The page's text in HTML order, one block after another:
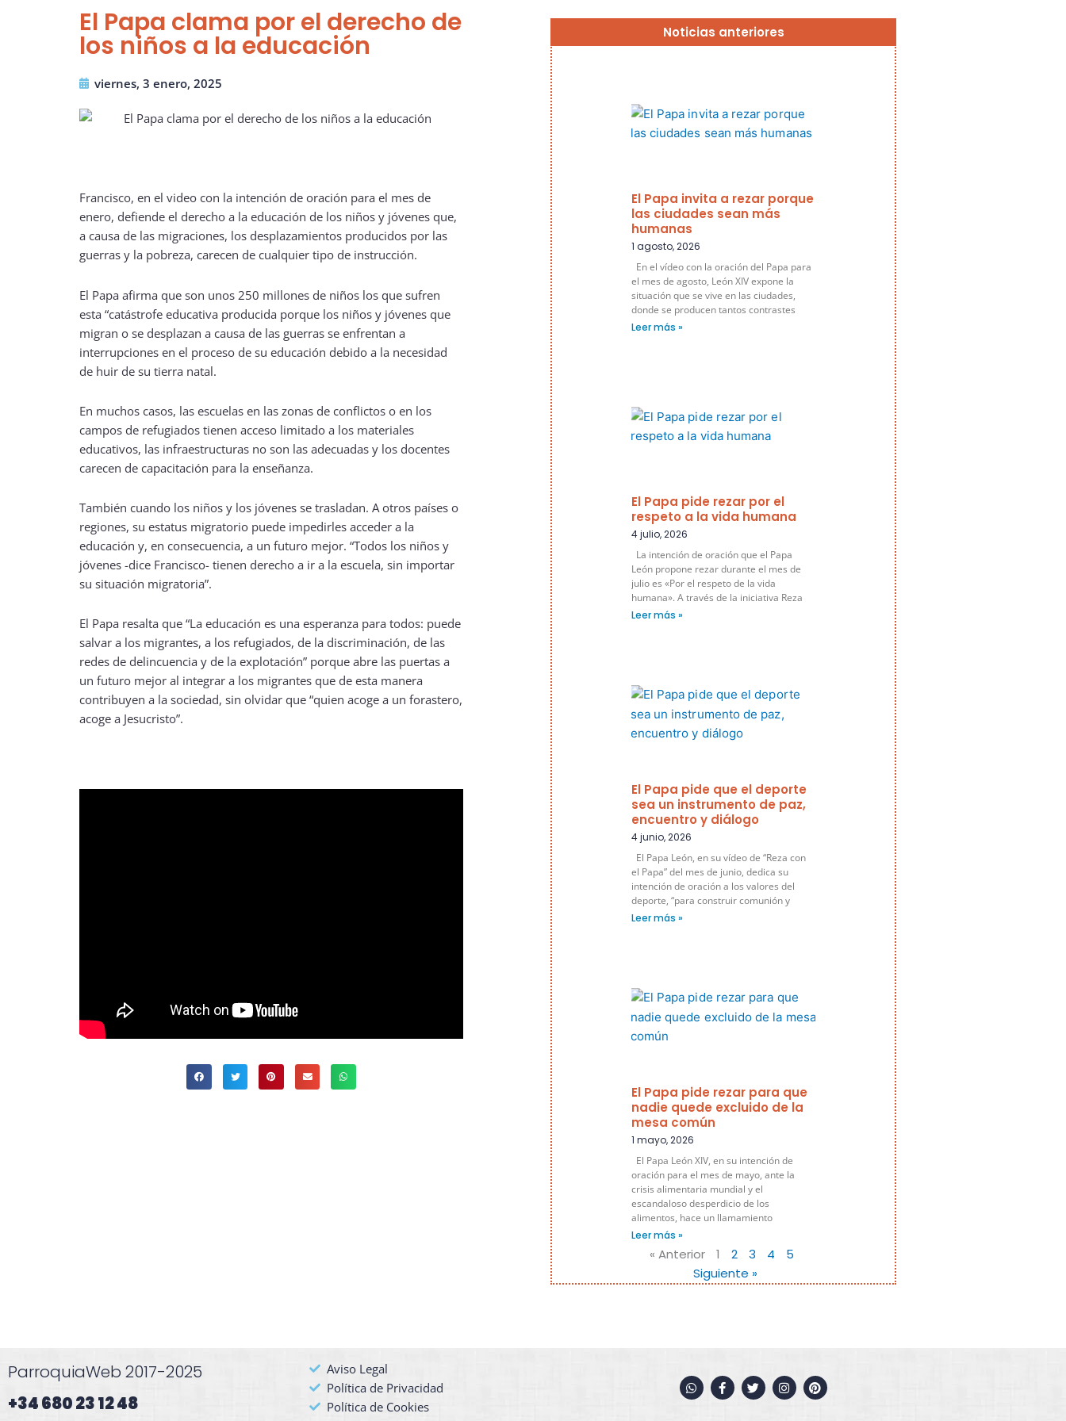
El Papa clama por el derecho de
los niños a la educación
viernes, 3 enero, 2025
Francisco, en el video con la intención de oración para el mes de
enero, defiende el derecho a la educación de los niños y jóvenes que,
a causa de las migraciones, los desplazamientos producidos por las
guerras y la pobreza, carecen de cualquier tipo de instrucción.
El Papa afirma que son unos 250 millones de niños los que sufren
esta “catástrofe educativa producida porque los niños y jóvenes que
migran o se desplazan a causa de las guerras se enfrentan a
interrupciones en el proceso de su educación debido a la necesidad
de huir de su tierra natal.
En muchos casos, las escuelas en las zonas de conflictos o en los
campos de refugiados tienen acceso limitado a los materiales
educativos, las infraestructuras no son las adecuadas y los docentes
carecen de capacitación para la enseñanza.
También cuando los niños y los jóvenes se trasladan. A otros países o
regiones, su estatus migratorio puede impedirles acceder a la
educación y, en consecuencia, a un futuro mejor. “Todos los niños y
jóvenes -dice Francisco- tienen derecho a ir a la escuela, sin importar
su situación migratoria”.
El Papa resalta que “La educación es una esperanza para todos: puede
salvar a los migrantes, a los refugiados, de la discriminación, de las
redes de delincuencia y de la explotación” porque abre las puertas a
un futuro mejor al integrar a los migrantes que de esta manera
contribuyen a la sociedad, sin olvidar que “quien acoge a un forastero,
acoge a Jesucristo”.
Noticias anteriores
El Papa invita a rezar porque
las ciudades sean más
humanas
1 agosto, 2026
En el vídeo con la oración del Papa para
el mes de agosto, León XIV expone la
situación que se vive en las ciudades,
donde se producen tantos contrastes
Leer más »
El Papa pide rezar por el
respeto a la vida humana
4 julio, 2026
La intención de oración que el Papa
León propone rezar durante el mes de
julio es «Por el respeto de la vida
humana». A través de la iniciativa Reza
Leer más »
El Papa pide que el deporte
sea un instrumento de paz,
encuentro y diálogo
4 junio, 2026
El Papa León, en su vídeo de “Reza con
el Papa” del mes de junio, dedica su
intención de oración a los valores del
deporte, “para construir comunión y
Leer más »
El Papa pide rezar para que
nadie quede excluido de la
mesa común
1 mayo, 2026
El Papa León XIV, en su intención de
oración para el mes de mayo, ante la
crisis alimentaria mundial y el
escandaloso desperdicio de los
alimentos, hace un llamamiento
Leer más »
« Anterior
Página
1
Página
2
Página
3
Página
4
5
Siguiente »
ParroquiaWeb 2017-2025
+34 680 23 12 48​
Aviso Legal
Política de Privacidad
Política de Cookies
W
h
F
a
T
w
I
n
P
i